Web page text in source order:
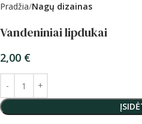
Pradžia Nagų dizainas
Vandeniniai lipdukai
2,00 €